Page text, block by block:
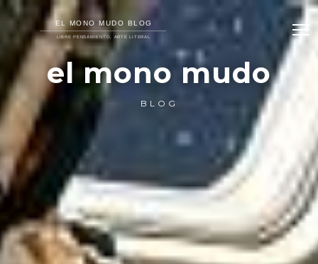
el mono mudo
BLOG